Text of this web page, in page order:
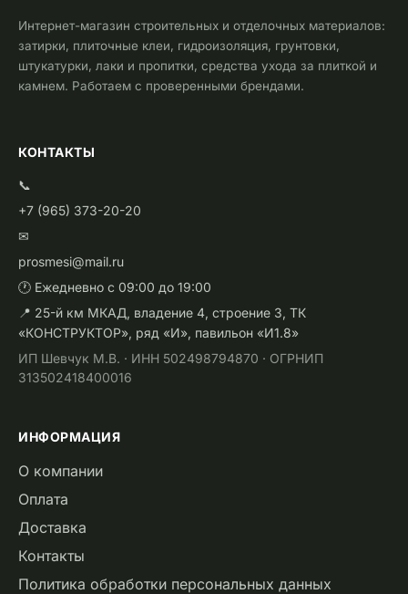
Интернет-магазин строительных и отделочных материалов:
затирки, плиточные клеи, гидроизоляция, грунтовки,
штукатурки, лаки и пропитки, средства ухода за плиткой и
камнем. Работаем с проверенными брендами.
КОНТАКТЫ
📞
+7 (965) 373-20-20
✉
prosmesi@mail.ru
🕐 Ежедневно с 09:00 до 19:00
📍 25-й км МКАД, владение 4, строение 3, ТК
«КОНСТРУКТОР», ряд «И», павильон «И1.8»
ИП Шевчук М.В. · ИНН 502498794870 · ОГРНИП
313502418400016
ИНФОРМАЦИЯ
О компании
Оплата
Доставка
Контакты
Политика обработки персональных данных